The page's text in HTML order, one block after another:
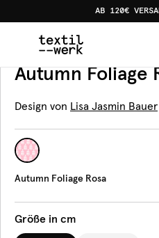
AB 120€
Produkte
Bankauflage
Autumn Foliage
Design von Lisa Jasmin Bauer
Autumn Foliage Rosa
Größe in cm